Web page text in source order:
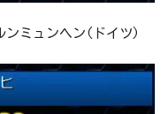
ンミュンヘン(ドイツ)